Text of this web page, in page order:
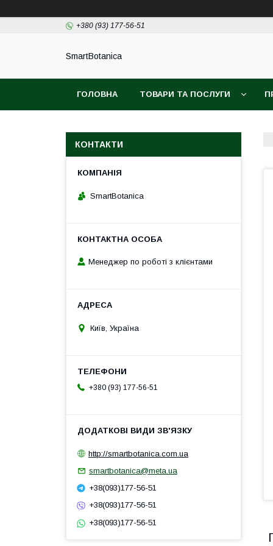
+380 (93) 177-56-51
SmartBotanica
ГОЛОВНА ТОВАРИ ТА ПОСЛУГИ
КОНТАКТИ
SmartBotanica
Менеджер по роботі з клієнтами
Київ, Україна
+380 (93) 177-56-51
http://smartbotanica.com.ua
smartbotanica@meta.ua
+38(093)177-56-51
+38(093)177-56-51
+38(093)177-56-51